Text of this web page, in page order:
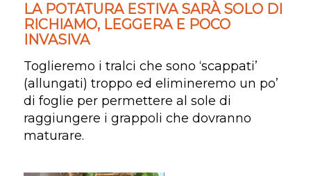
LA POTATURA ESTIVA SARÀ SOLO DI
RICHIAMO, LEGGERA E POCO
INVASIVA
Toglieremo i tralci che sono ‘scappati’
(allungati) troppo ed elimineremo un po’
di foglie per permettere al sole di
raggiungere i grappoli che dovranno
maturare.